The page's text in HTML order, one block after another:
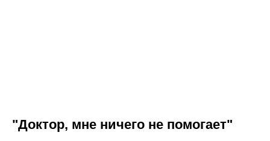
"Доктор, мне ничего не помогает"